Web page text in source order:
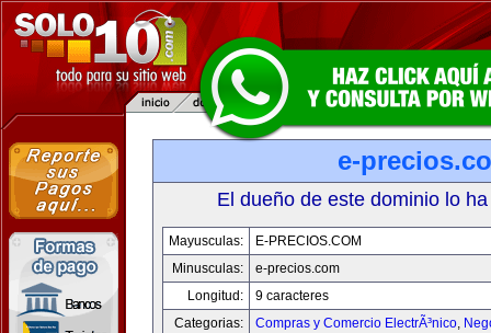
e-
El dueño de este dominio lo
Mayusculas:
E-PRECIOS.COM
Minusculas:
e-precios.com
Longitud:
9 caracteres
Categorias:
Compras y Comercio ElectrÃ³nico,